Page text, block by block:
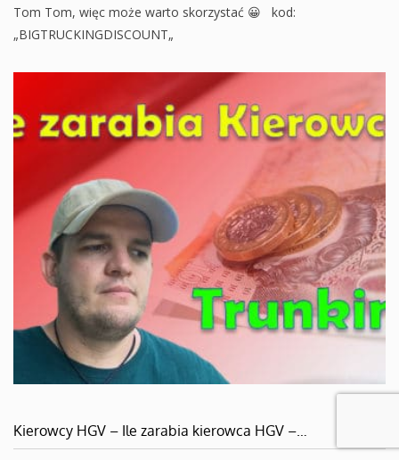
Tom Tom, więc może warto skorzystać 😀 kod:
„BIGTRUCKINGDISCOUNT„
Kierowcy HGV – Ile zarabia kierowca HGV –…